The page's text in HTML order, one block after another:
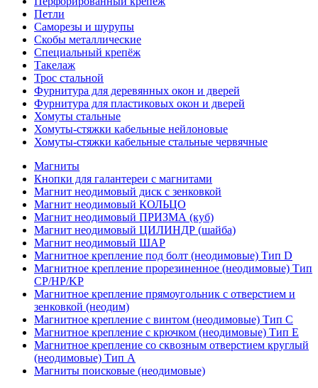
Петли
Саморезы и шурупы
Скобы металлические
Специальный крепёж
Такелаж
Трос стальной
Фурнитура для деревянных окон и дверей
Фурнитура для пластиковых окон и дверей
Хомуты стальные
Хомуты-стяжки кабельные нейлоновые
Хомуты-стяжки кабельные стальные червячные
Магниты
Кнопки для галантереи с магнитами
Магнит неодимовый диск с зенковкой
Магнит неодимовый КОЛЬЦО
Магнит неодимовый ПРИЗМА (куб)
Магнит неодимовый ЦИЛИНДР (шайба)
Магнит неодимовый ШАР
Магнитное крепление под болт (неодимовые) Тип D
Магнитное крепление прорезиненное (неодимовые) Тип
CP/HP/KP
Магнитное крепление прямоугольник с отверстием и
зенковкой (неодим)
Магнитное крепление с винтом (неодимовые) Тип С
Магнитное крепление с крючком (неодимовые) Тип Е
Магнитное крепление со сквозным отверстием круглый
(неодимовые) Тип А
Магниты поисковые (неодимовые)